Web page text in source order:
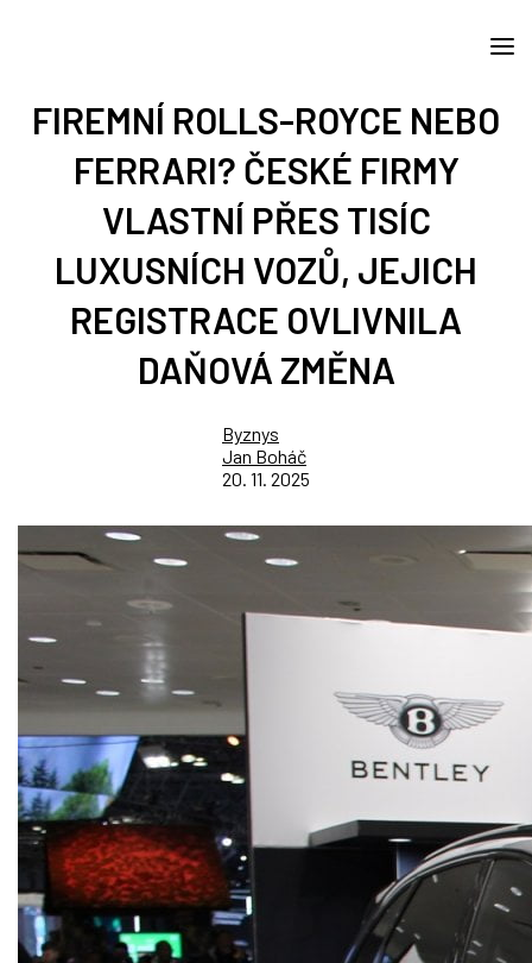
FIREMNÍ ROLLS-ROYCE NEBO
FERRARI? ČESKÉ FIRMY
VLASTNÍ PŘES TISÍC
LUXUSNÍCH VOZŮ, JEJICH
REGISTRACE OVLIVNILA
DAŇOVÁ ZMĚNA
Byznys
Jan Boháč
20. 11. 2025